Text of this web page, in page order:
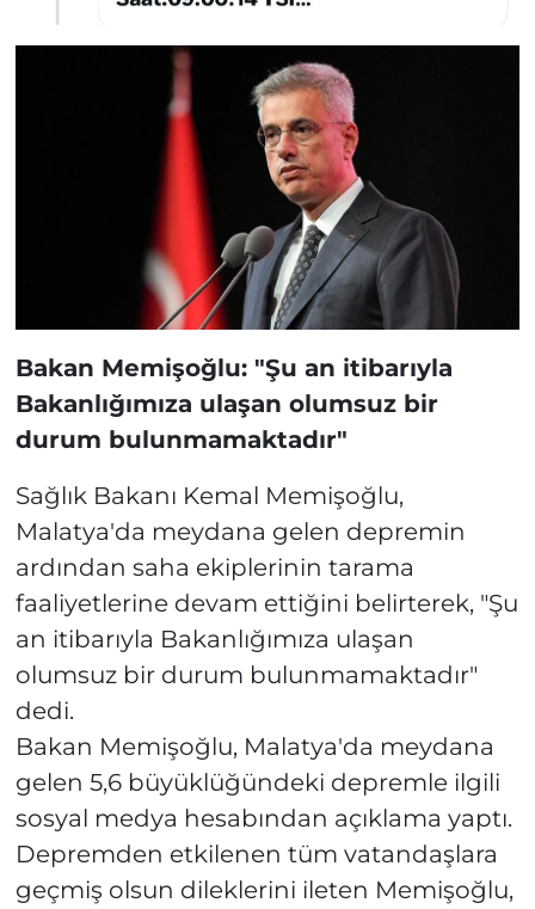
Bakan Memişoğlu: "Şu an itibarıyla
Bakanlığımıza ulaşan olumsuz bir
durum bulunmamaktadır"
Sağlık Bakanı Kemal Memişoğlu,
Malatya'da meydana gelen depremin
ardından saha ekiplerinin tarama
faaliyetlerine devam ettiğini belirterek, "Şu
an itibarıyla Bakanlığımıza ulaşan
olumsuz bir durum bulunmamaktadır"
dedi.
Bakan Memişoğlu, Malatya'da meydana
gelen 5,6 büyüklüğündeki depremle ilgili
sosyal medya hesabından açıklama yaptı.
Depremden etkilenen tüm vatandaşlara
geçmiş olsun dileklerini ileten Memişoğlu,